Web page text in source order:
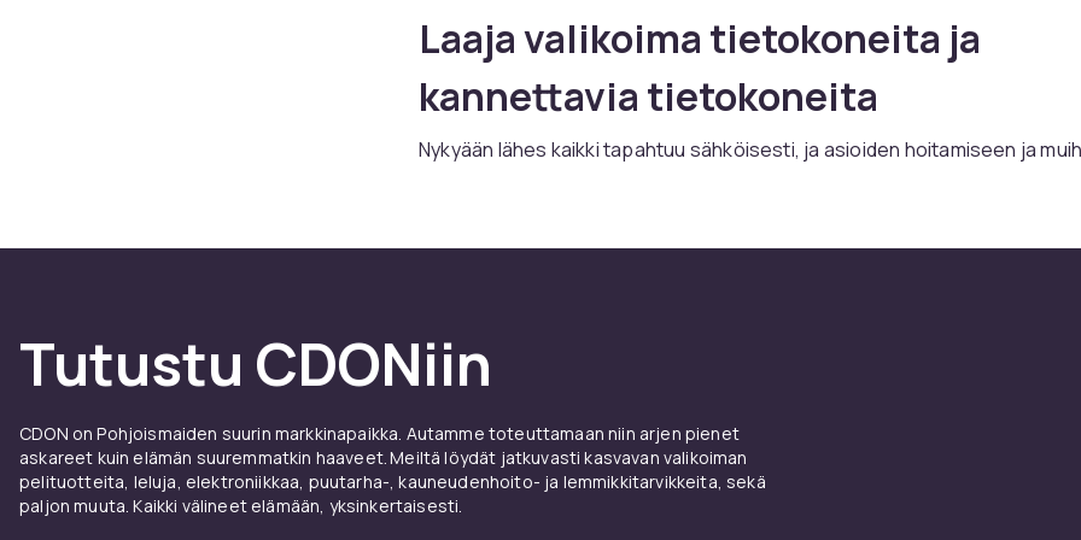
Laaja valikoima tietokoneita ja
kannettavia tietokoneita
Nykyään lähes kaikki tapahtuu sähköisesti, ja asioiden hoitamiseen ja
pelata tehokkaita pelejä. Meillä on kaikki versiot.
Valitse useista matkapuhelimista ja
tableteista
Tutustu CDONiin
CDON on Pohjoismaiden suurin markkinapaikka. Autamme toteuttamaan niin arjen pienet
askareet kuin elämän suuremmatkin haaveet. Meiltä löydät jatkuvasti kasvavan valikoiman
pelituotteita, leluja, elektroniikkaa, puutarha-, kauneudenhoito- ja lemmikkitarvikkeita, sekä
paljon muuta. Kaikki välineet elämään, yksinkertaisesti.